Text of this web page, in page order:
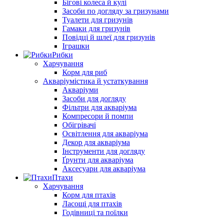
Бігові колеса й кулі
Засоби по догляду за гризунами
Туалети для гризунів
Гамаки для гризунів
Повідці й шлеї для гризунів
Іграшки
Рибки
Харчування
Корм для риб
Акваріумістика й устаткування
Акваріуми
Засоби для догляду
Фільтри для акваріума
Компресори й помпи
Обігрівачі
Освітлення для акваріума
Декор для акваріума
Інструменти для догляду
Ґрунти для акваріума
Аксесуари для акваріума
Птахи
Харчування
Корм для птахів
Ласощі для птахів
Годівниці та поїлки